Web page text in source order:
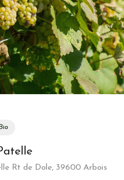
Rt de Dole, 39600 Arbois